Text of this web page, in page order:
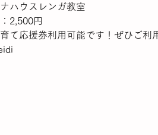
ハウスレンガ教室
2,500円
育て応援券利用可能です！ぜひご利